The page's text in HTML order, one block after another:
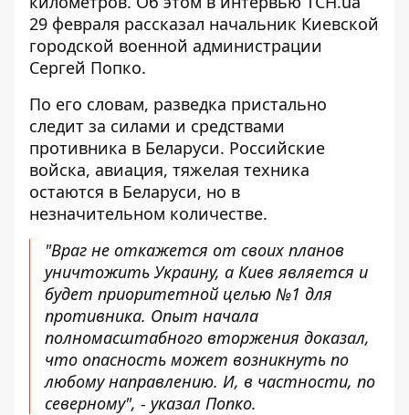
29 февраля рассказал начальник Киевской
городской военной администрации
Сергей Попко.
По его словам, разведка пристально
следит за силами и средствами
противника в Беларуси. Российские
войска, авиация, тяжелая техника
остаются в Беларуси, но в
незначительном количестве.
"Враг не откажется от своих планов
уничтожить Украину, а Киев является и
будет приоритетной целью №1 для
противника. Опыт начала
полномасштабного вторжения доказал,
что опасность может возникнуть по
любому направлению. И, в частности, по
северному", - указал Попко.